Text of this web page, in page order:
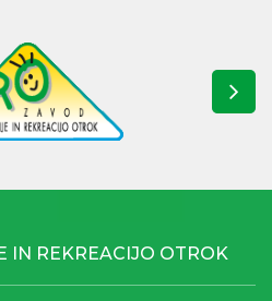
IN REKREACIJO OTROK